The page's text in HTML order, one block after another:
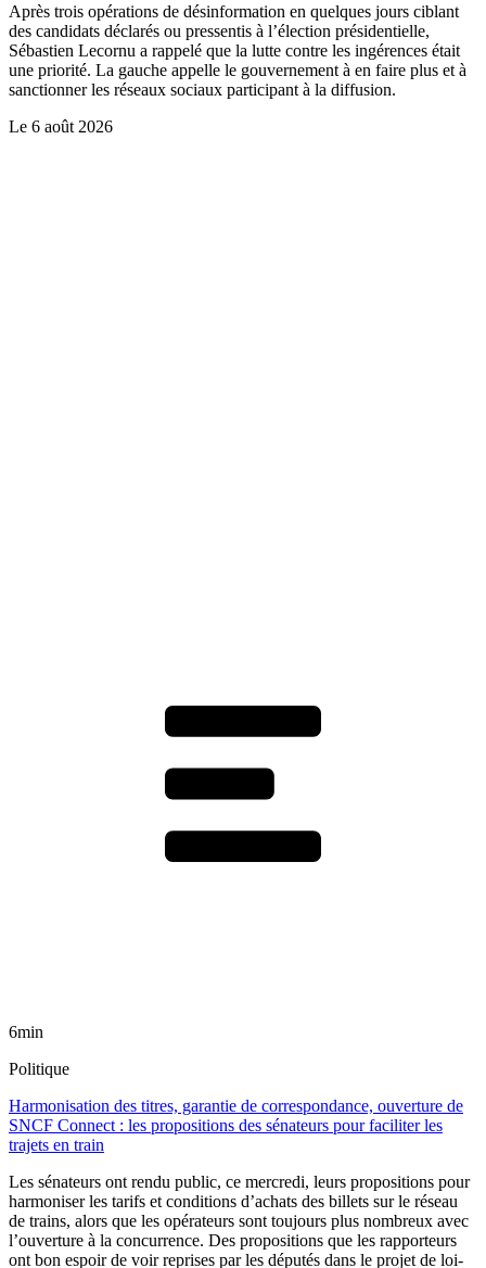
Après trois opérations de désinformation en quelques jours ciblant
des candidats déclarés ou pressentis à l’élection présidentielle,
Sébastien Lecornu a rappelé que la lutte contre les ingérences était
une priorité. La gauche appelle le gouvernement à en faire plus et à
sanctionner les réseaux sociaux participant à la diffusion.
Le 6 août 2026
6min
Politique
Harmonisation des titres, garantie de correspondance, ouverture de
SNCF Connect : les propositions des sénateurs pour faciliter les
trajets en train
Les sénateurs ont rendu public, ce mercredi, leurs propositions pour
harmoniser les tarifs et conditions d’achats des billets sur le réseau
de trains, alors que les opérateurs sont toujours plus nombreux avec
l’ouverture à la concurrence. Des propositions que les rapporteurs
ont bon espoir de voir reprises par les députés dans le projet de loi-